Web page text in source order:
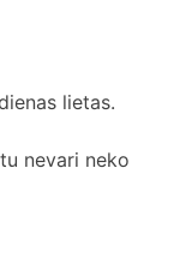
lietas.
nevari neko